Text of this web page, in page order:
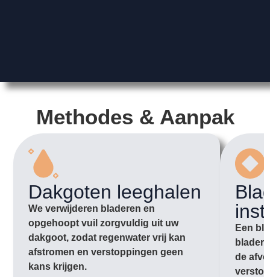
Methodes & Aanpak
Dakgoten leeghalen
We verwijderen bladeren en
opgehoopt vuil zorgvuldig uit uw
dakgoot, zodat regenwater vrij kan
afstromen en verstoppingen geen
kans krijgen.
Een
de